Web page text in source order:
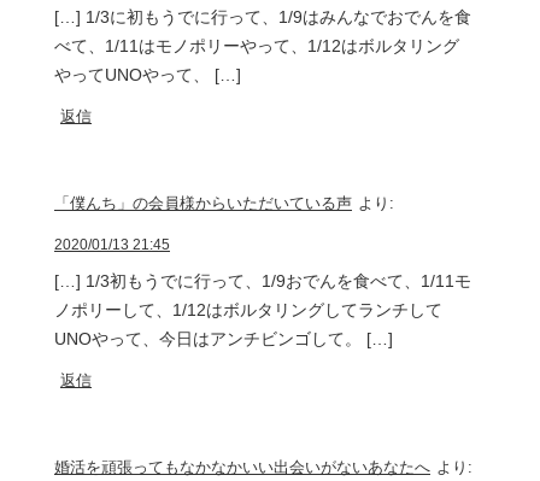
[…] 1/3に初もうでに行って、1/9はみんなでおでんを食
べて、1/11はモノポリーやって、1/12はボルタリング
やってUNOやって、 […]
返信
「僕んち」の会員様からいただいている声 より:
2020/01/13 21:45
[…] 1/3初もうでに行って、1/9おでんを食べて、1/11モ
ノポリーして、1/12はボルタリングしてランチして
UNOやって、今日はアンチビンゴして。 […]
返信
婚活を頑張ってもなかなかいい出会いがないあなたへ より: